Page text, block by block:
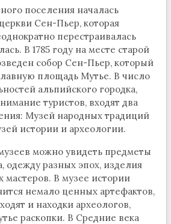
поселения началась
Сен-Пьер, которая
перестраивалась
В 1785 году на месте старой
собор Сен-Пьер, который
площадь Мутье. В число
альпийского городка,
туристов, входят два
Музей народных традиций
истории и археологии.
можно увидеть предметы
одежду разных эпох, изделия
мастеров. В музее истории
немало ценных артефактов,
и находки археологов,
раскопки. В Средние века